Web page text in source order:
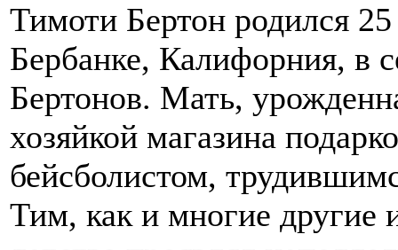
Тимоти Бертон родился 25
Бербанке, Калифорния, в
Бертонов. Мать,
хозяйкой магазина
бейсболистом,
Тим, как и многие другие